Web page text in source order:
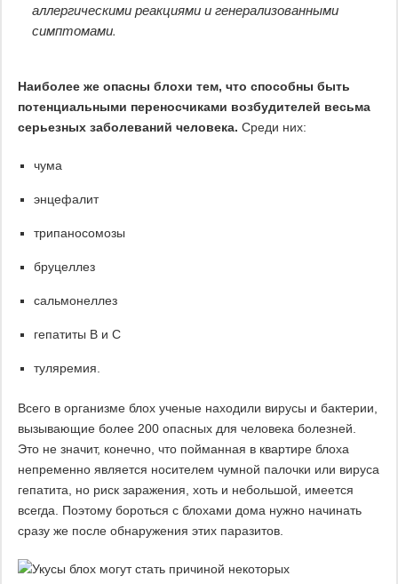
аллергическими реакциями и генерализованными
симптомами.
Наиболее же опасны блохи тем, что способны быть
потенциальными переносчиками возбудителей весьма
серьезных заболеваний человека. Среди них:
чума
энцефалит
трипаносомозы
бруцеллез
сальмонеллез
гепатиты В и С
туляремия.
Всего в организме блох ученые находили вирусы и бактерии,
вызывающие более 200 опасных для человека болезней.
Это не значит, конечно, что пойманная в квартире блоха
непременно является носителем чумной палочки или вируса
гепатита, но риск заражения, хоть и небольшой, имеется
всегда. Поэтому бороться с блохами дома нужно начинать
сразу же после обнаружения этих паразитов.